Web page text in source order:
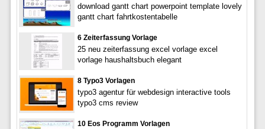
download gantt chart powerpoint template lovely
gantt chart fahrtkostentabelle
6 Zeiterfassung Vorlage
25 neu zeiterfassung excel vorlage excel
vorlage haushaltsbuch elegant
8 Typo3 Vorlagen
typo3 agentur für webdesign interactive tools
typo3 cms review
10 Eos Programm Vorlagen